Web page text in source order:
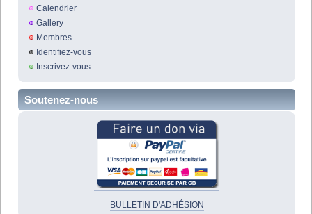
Calendrier
Gallery
Membres
Identifiez-vous
Inscrivez-vous
Soutenez-nous
BULLETIN D'ADHÉSION